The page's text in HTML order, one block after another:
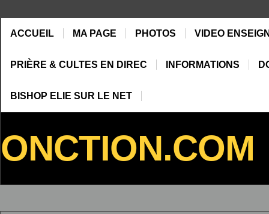
ACCUEIL MA PAGE PHOTOS VIDEO
PRIÈRE & CULTES EN DIREC INFORMATIONS
BISHOP ELIE SUR LE NET
ONCTION.COM